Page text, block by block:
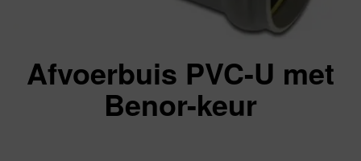
Afvoerbuis PVC-U met
Benor-keur